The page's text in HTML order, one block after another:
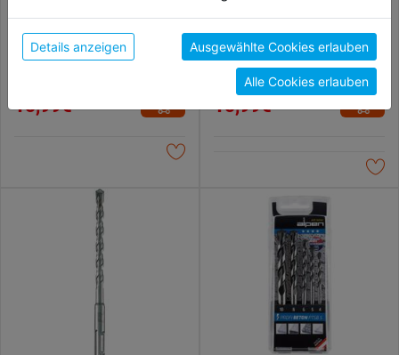
Steinbohrersatz Long Life
TSS8 8tlg.
16,99€
Hammerbohrer SDS-plus F4
260x200mm SB
16,99€
der Verwendung aller Cookies zu. Unter "Details
anzeigen" findest du alle Infos zu den
unterschiedlichen Cookies, unter "Cookies
Konfigurieren" kannst du auswählen, welche Cookies
du zulassen möchtest und welche nicht.
Datenschutzerklärung.
Details anzeigen Ausgewählte Cookies erlauben
Alle Cookies erlauben